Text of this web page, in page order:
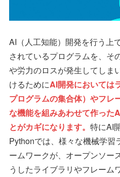
AI（人工知能）開発を行う上
されているプログラムを、そ
や労力のロスが発生してしま
けるためにAI開発においては
プログラムの集合体）やフレ
な機能を組みあわせて作った
とがカギになります。 特にAI
Pythonでは、様々な機械学習
ームワークが、オープンソー
うしたライブラリやフレーム